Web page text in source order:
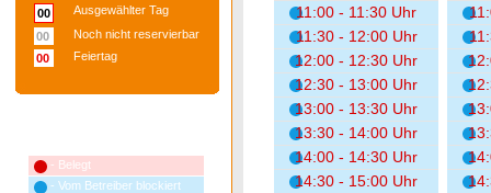
00
Ausgewählter Tag
00
Noch nicht reservierbar
00
Feiertag
- Belegt
- Vom Betreiber blockiert
11:00 - 11:30 Uhr
11:30 - 12:00 Uhr
12:00 - 12:30 Uhr
12:30 - 13:00 Uhr
13:00 - 13:30 Uhr
13:30 - 14:00 Uhr
14:00 - 14:30 Uhr
14:30 - 15:00 Uhr